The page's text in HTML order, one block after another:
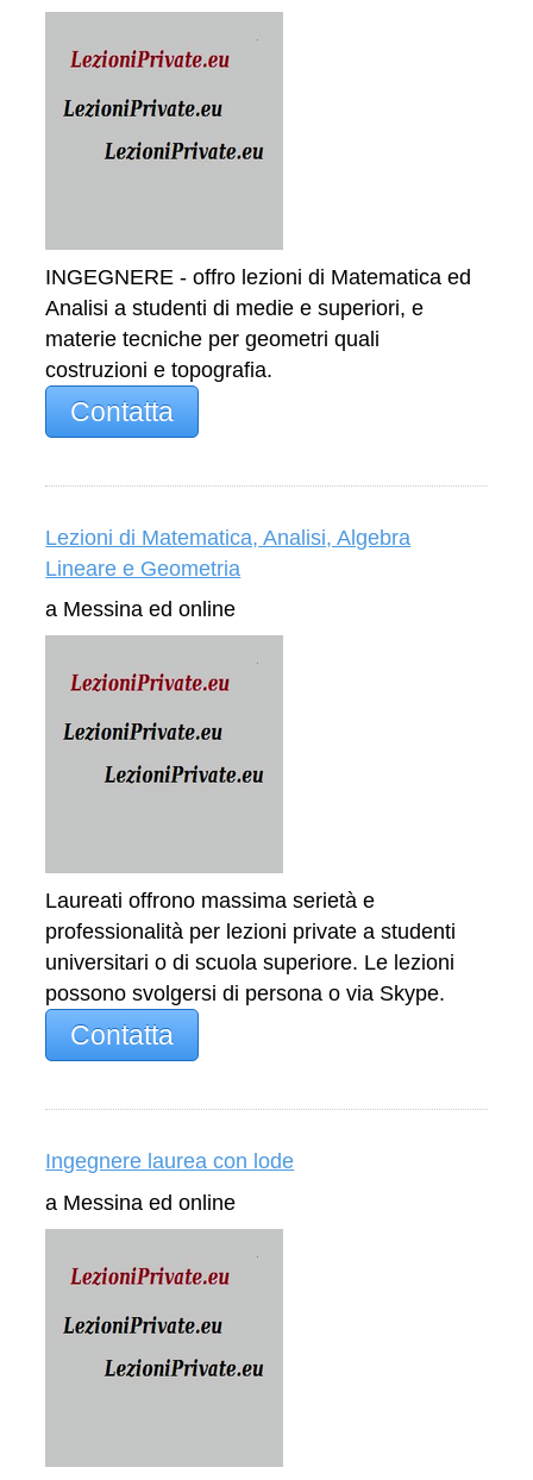
INGEGNERE - offro lezioni di Matematica ed
Analisi a studenti di medie e superiori, e
materie tecniche per geometri quali
costruzioni e topografia.
Contatta
Lezioni di Matematica, Analisi, Algebra
Lineare e Geometria
a Messina ed online
Laureati offrono massima serietà e
professionalità per lezioni private a studenti
universitari o di scuola superiore. Le lezioni
possono svolgersi di persona o via Skype.
Contatta
Ingegnere laurea con lode
a Messina ed online